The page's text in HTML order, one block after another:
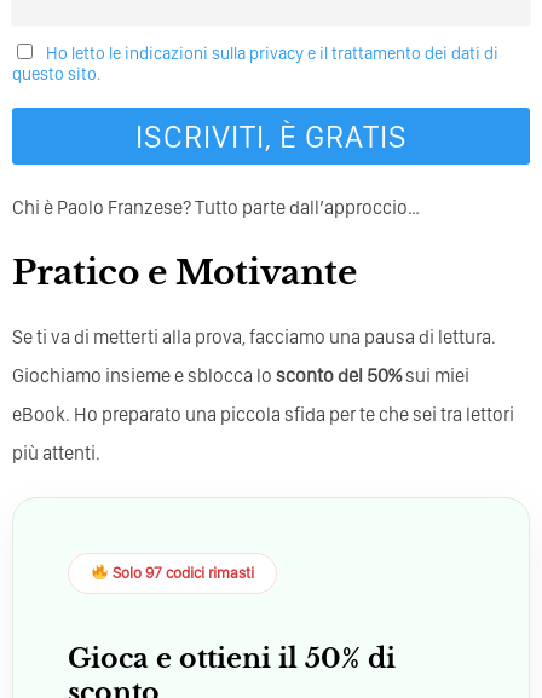
Ho letto le indicazioni sulla privacy e il trattamento dei dati di
questo sito.
Chi è Paolo Franzese? Tutto parte dall’approccio…
Pratico e Motivante
Se ti va di metterti alla prova, facciamo una pausa di lettura.
Giochiamo insieme e sblocca lo sconto del 50%sui miei
eBook. Ho preparato una piccola sfida per te che sei tra lettori
più attenti.
Solo 97 codici rimasti
Gioca e ottieni il 50% di